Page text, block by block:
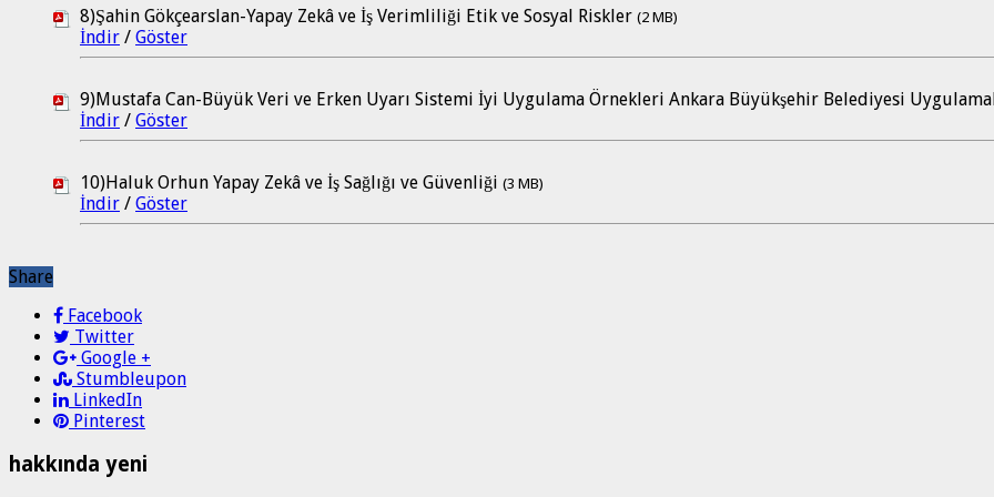
8)Şahin Gökçearslan-Yapay Zekâ ve İş Verimliliği Etik ve Sosyal Riskler (2 MB)
İndir / Göster
9)Mustafa Can-Büyük Veri ve Erken Uyarı Sistemi İyi Uygulama Örnekleri Ankara Büyükşehir Belediyesi
İndir / Göster
10)Haluk Orhun Yapay Zekâ ve İş Sağlığı ve Güvenliği (3 MB)
İndir / Göster
Share
Facebook
Twitter
Google +
Stumbleupon
LinkedIn
Pinterest
hakkında yeni